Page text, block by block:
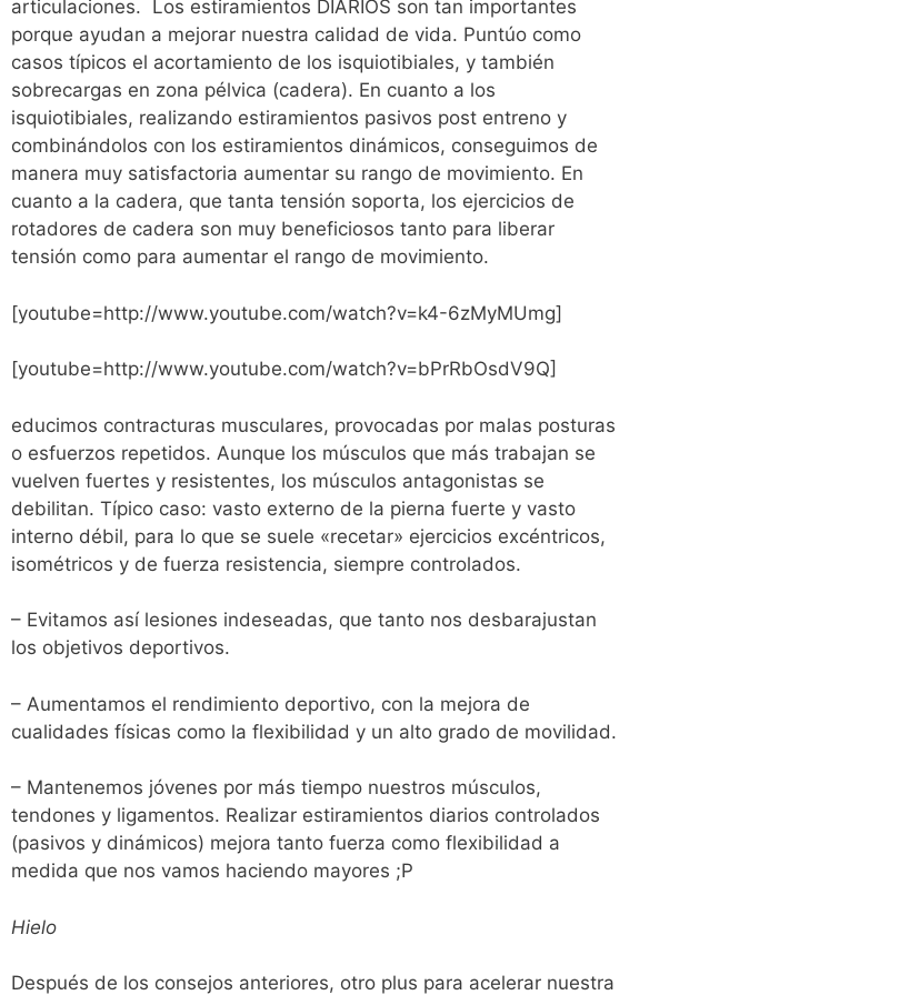
articulaciones. Los estiramientos DIARIOS son tan importantes
porque ayudan a mejorar nuestra calidad de vida. Puntúo como
casos típicos el acortamiento de los isquiotibiales, y también
sobrecargas en zona pélvica (cadera). En cuanto a los
isquiotibiales, realizando estiramientos pasivos post entreno y
combinándolos con los estiramientos dinámicos, conseguimos de
manera muy satisfactoria aumentar su rango de movimiento. En
cuanto a la cadera, que tanta tensión soporta, los ejercicios de
rotadores de cadera son muy beneficiosos tanto para liberar
tensión como para aumentar el rango de movimiento.
[youtube=http://www.youtube.com/watch?v=k4-6zMyMUmg]
[youtube=http://www.youtube.com/watch?v=bPrRbOsdV9Q]
educimos contracturas musculares, provocadas por malas posturas
o esfuerzos repetidos. Aunque los músculos que más trabajan se
vuelven fuertes y resistentes, los músculos antagonistas se
debilitan. Típico caso: vasto externo de la pierna fuerte y vasto
interno débil, para lo que se suele «recetar» ejercicios excéntricos,
isométricos y de fuerza resistencia, siempre controlados.
– Evitamos así lesiones indeseadas, que tanto nos desbarajustan
los objetivos deportivos.
– Aumentamos el rendimiento deportivo, con la mejora de
cualidades físicas como la flexibilidad y un alto grado de movilidad.
– Mantenemos jóvenes por más tiempo nuestros músculos,
tendones y ligamentos. Realizar estiramientos diarios controlados
(pasivos y dinámicos) mejora tanto fuerza como flexibilidad a
medida que nos vamos haciendo mayores ;P
Hielo
Después de los consejos anteriores, otro plus para acelerar nuestra